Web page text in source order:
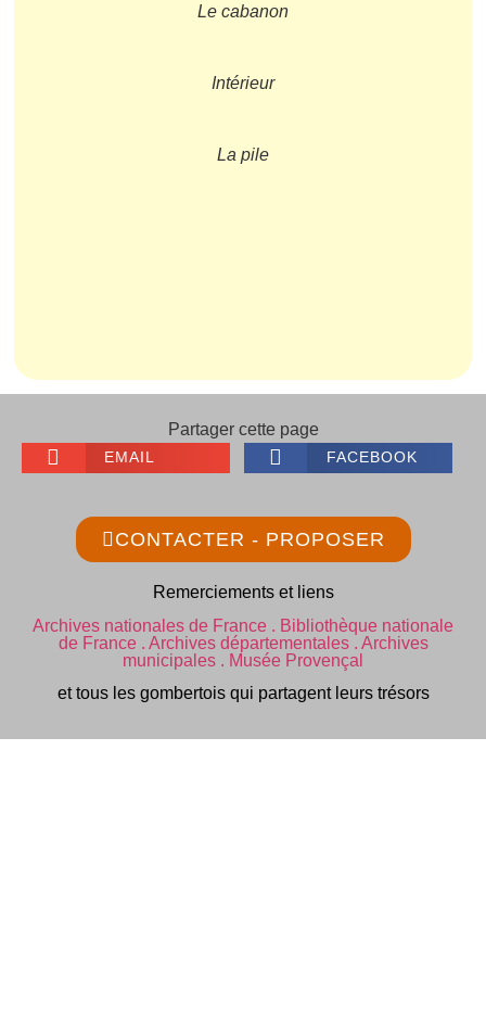
Le cabanon
Intérieur
La pile
Partager cette page
EMAIL FACEBOOK
CONTACTER - PROPOSER
Remerciements et liens
Archives nationales de France . Bibliothèque nationale
de France . Archives départementales . Archives
municipales . Musée Provençal
et tous les gombertois qui partagent leurs trésors